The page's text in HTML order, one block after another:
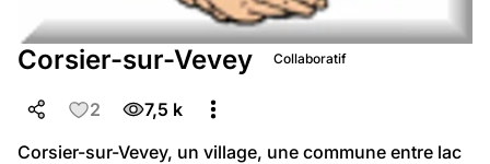
Corsier-sur-Vevey Collaboratif
2
7,5 k
Corsier-sur-Vevey, un village, une commune entre lac